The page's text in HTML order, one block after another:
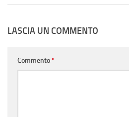
LASCIA UN COMMENTO
Commento*